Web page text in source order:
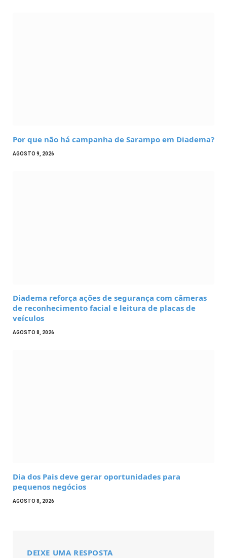
Por que não há campanha de Sarampo em Diadema?
AGOSTO 9, 2026
Diadema reforça ações de segurança com câmeras
de reconhecimento facial e leitura de placas de
veículos
AGOSTO 8, 2026
Dia dos Pais deve gerar oportunidades para
pequenos negócios
AGOSTO 8, 2026
DEIXE UMA RESPOSTA